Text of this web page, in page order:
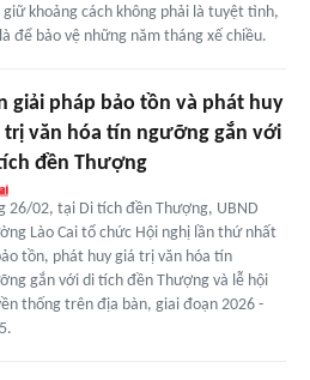
giữ khoảng cách không phải là tuyệt tình,
để bảo vệ những năm tháng xế chiều.
giải pháp bảo tồn và phát huy
trị văn hóa tín ngưỡng gắn với
đền Thượng
26/02, tại Di tích đền Thượng, UBND
Lào Cai tổ chức Hội nghị lần thứ nhất
tồn, phát huy giá trị văn hóa tín
gắn với di tích đền Thượng và lễ hội
thống trên địa bàn, giai đoạn 2026 -